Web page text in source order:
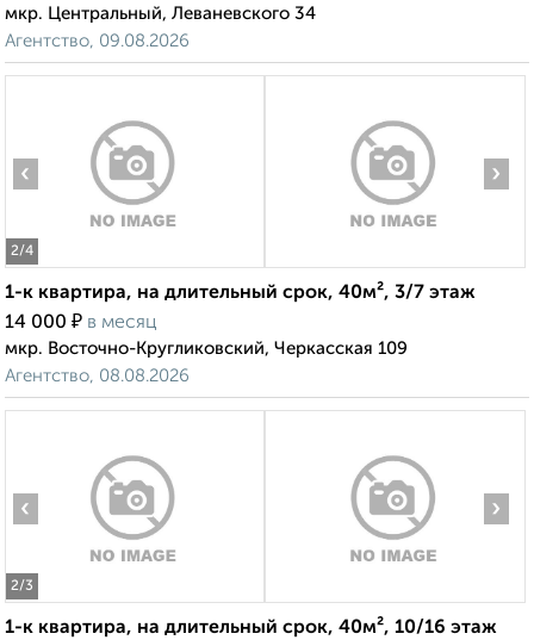
мкр. Центральный, Леваневского 34
Агентство, 09.08.2026
2/4
‹ ›
1-к квартира, на длительный срок, 40м², 3/7 этаж
14 000 ₽ в месяц
мкр. Восточно-Кругликовский, Черкасская 109
Агентство, 08.08.2026
2/3
‹ ›
1-к квартира, на длительный срок, 40м², 10/16 этаж